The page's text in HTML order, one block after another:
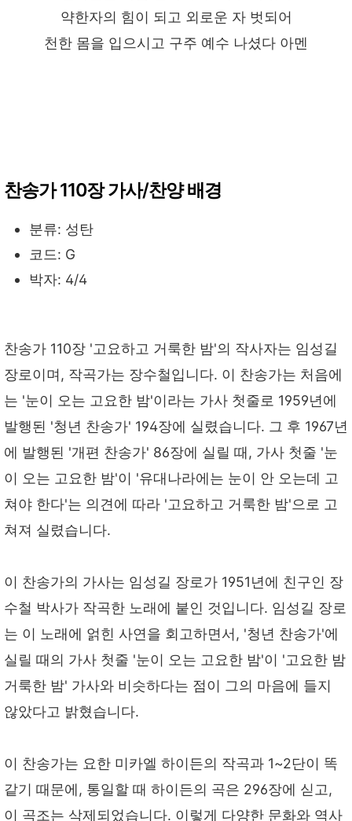
약한자의 힘이 되고 외로운 자 벗되어
천한 몸을 입으시고 구주 예수 나셨다 아멘
찬송가 110장 가사/찬양 배경
분류: 성탄
코드: G
박자: 4/4
찬송가 110장 '고요하고 거룩한 밤'의 작사자는 임성길
장로이며, 작곡가는 장수철입니다. 이 찬송가는 처음에
는 '눈이 오는 고요한 밤'이라는 가사 첫줄로 1959년에
발행된 '청년 찬송가' 194장에 실렸습니다. 그 후 1967년
에 발행된 '개편 찬송가' 86장에 실릴 때, 가사 첫줄 '눈
이 오는 고요한 밤'이 '유대나라에는 눈이 안 오는데 고
쳐야 한다'는 의견에 따라 '고요하고 거룩한 밤'으로 고
쳐져 실렸습니다.
이 찬송가의 가사는 임성길 장로가 1951년에 친구인 장
수철 박사가 작곡한 노래에 붙인 것입니다. 임성길 장로
는 이 노래에 얽힌 사연을 회고하면서, '청년 찬송가'에
실릴 때의 가사 첫줄 '눈이 오는 고요한 밤'이 '고요한 밤
거룩한 밤' 가사와 비슷하다는 점이 그의 마음에 들지
않았다고 밝혔습니다.
이 찬송가는 요한 미카엘 하이든의 작곡과 1~2단이 똑
같기 때문에, 통일할 때 하이든의 곡은 296장에 싣고,
이 곡조는 삭제되었습니다. 이렇게 다양한 문화와 역사